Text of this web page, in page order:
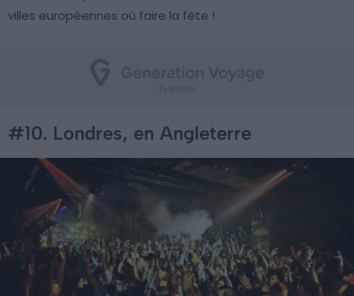
villes européennes où faire la fête !
#10. Londres, en Angleterre